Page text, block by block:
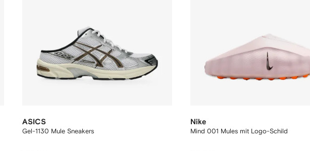
ASICS
Gel-1130 Mule Sneakers
Nike
Mind 001 Mules mit Logo-Schild